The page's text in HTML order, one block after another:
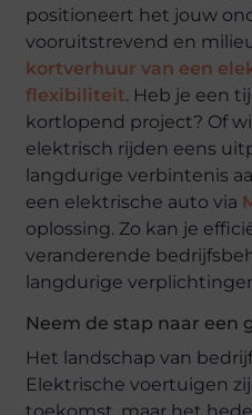
positioneert het jouw
vooruitstrevend en
kortverhuur van een
flexibiliteit. Heb je een
kortlopend project? Of
elektrisch rijden eens
langdurige verbintenis
een elektrische auto via
oplossing. Zo kan je
veranderende
langdurige
Neem de stap naar een
Het landschap van
Elektrische voertuigen